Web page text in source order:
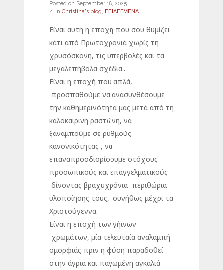
Posted on September 18, 2025
in Christina's blog, ΕΠΙΛΕΓΜΕΝΑ
Είναι αυτή η εποχή που σου θυμίζει
κάτι από Πρωτοχρονιά χωρίς τη
χρυσόσκονη, τις υπερβολές και τα
μεγαλεπήβολα σχέδια..
Είναι η εποχή που απλά,
προσπαθούμε να ανασυνθέσουμε
την καθημερινότητα μας μετά από τη
καλοκαιρινή ραστώνη, να
ξαναμπούμε σε ρυθμούς
κανονικότητας , να
επαναπροσδιορίσουμε στόχους
προσωπικούς και επαγγελματικούς
δίνοντας βραχυχρόνια περιθώρια
υλοποίησης τους, συνήθως μέχρι τα
Χριστούγεννα.
Είναι η εποχή των γήινων
χρωμάτων, μία τελευταία αναλαμπή
ομορφιάς πριν η φύση παραδοθεί
στην άγρια και παγωμένη αγκαλιά